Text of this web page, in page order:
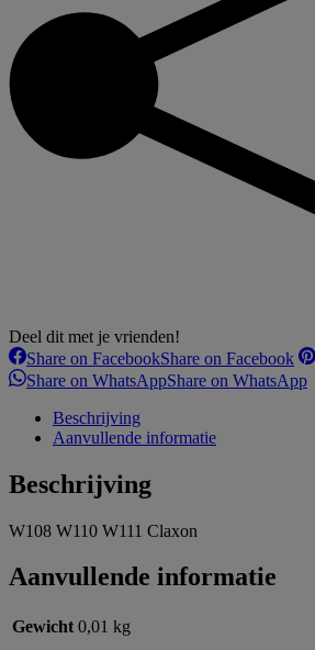
Deel dit met je vrienden!
Share on FacebookShare on Facebook
Share on WhatsAppShare on WhatsApp
Beschrijving
Aanvullende informatie
Beschrijving
W108 W110 W111 Claxon
Aanvullende informatie
Gewicht 0,01 kg